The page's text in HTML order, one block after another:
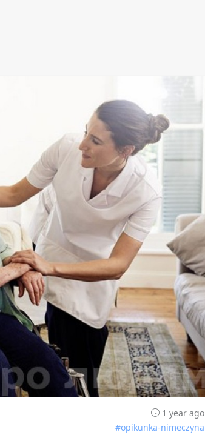
1 year ago
#opikunka-nimeczyna